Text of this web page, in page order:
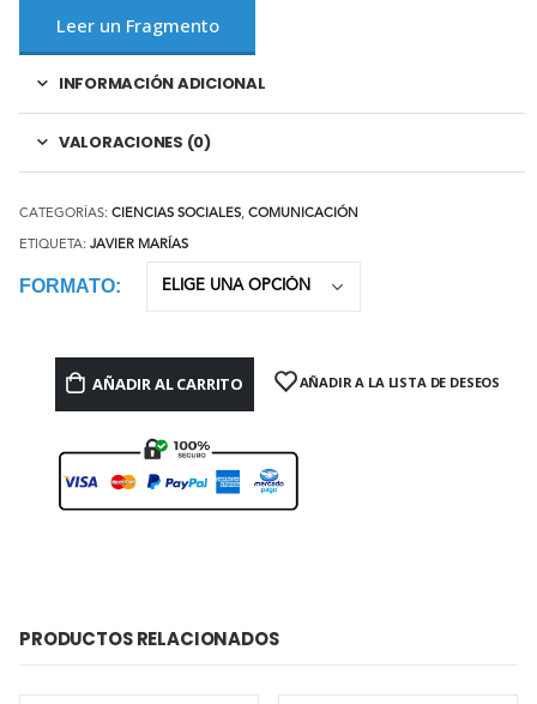
Leer un Fragmento
INFORMACIÓN ADICIONAL
VALORACIONES (0)
CATEGORÍAS: CIENCIAS SOCIALES, COMUNICACIÓN
ETIQUETA: JAVIER MARÍAS
FORMATO
AÑADIR AL CARRITO AÑADIR A LA LISTA DE DESEOS
PRODUCTOS RELACIONADOS